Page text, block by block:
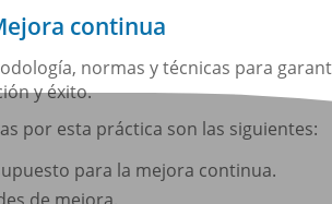
continua
normas y técnicas para
y éxito.
por esta práctica son las siguientes:
para la mejora continua.